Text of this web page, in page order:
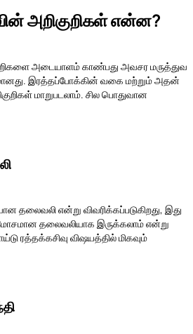
அறிகுறிகள் என்ன?
அடையாளம் காண்பது அவசர மருத்துவ
இரத்தப்போக்கின் வகை மற்றும் அதன்
மாறுபடலாம். சில பொதுவான
தலைவலி என்று விவரிக்கப்படுகிறது, இது
தலைவலியாக இருக்கலாம் என்று
ரத்தக்கசிவு விஷயத்தில் மிகவும்